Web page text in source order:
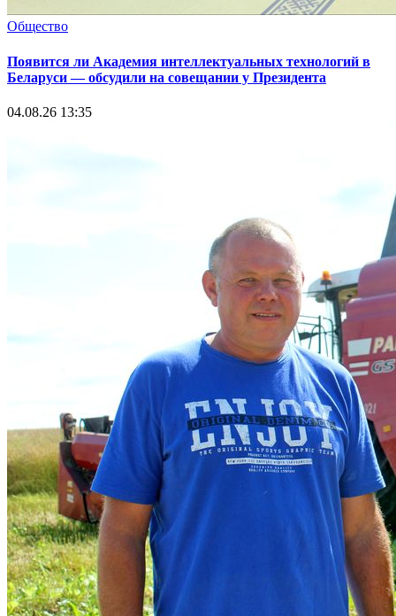
Общество
Появится ли Академия интеллектуальных технологий в
Беларуси — обсудили на совещании у Президента
04.08.26 13:35